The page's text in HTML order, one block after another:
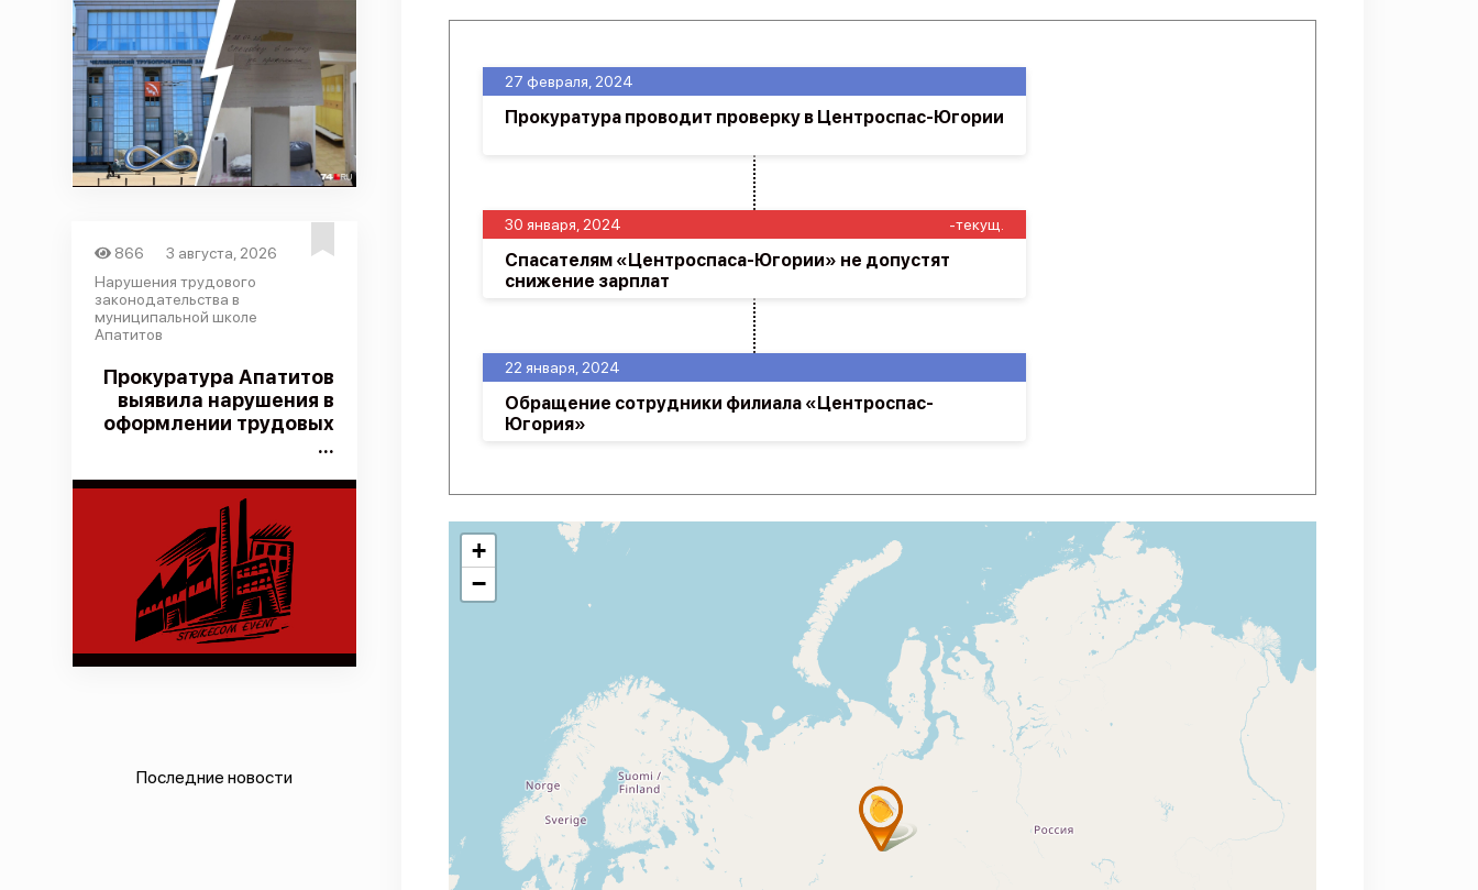
866
3 августа, 2026
Нарушения трудового
законодательства в
муниципальной школе
Апатитов
Прокуратура Апатитов
выявила нарушения в
оформлении трудовых
...
Последние новости
22 января, 2024
Обращение сотрудники филиала «Центроспас-
Югория»
30 января, 2024 -текущ.
Спасателям «Центроспаса-Югории» не допустят
снижение зарплат
27 февраля, 2024
Прокуратура проводит проверку в Центроспас-Югории
+
−